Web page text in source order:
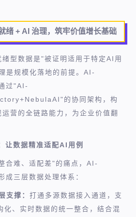
绪 + AI 治理， 筑牢价值增长基础
型数据是"被证明适用于特定AI用
是规模化落地的前提。AI-
过"AI-
的协同架构，构
营的全链路能力，为企业价值翻
让数据精准适配AI用例
合难、适配差"的痛点，AI-
三层数据处理体系：
撑： 打通多源数据接入通道，支
化、实时数据的统一整合，结合混